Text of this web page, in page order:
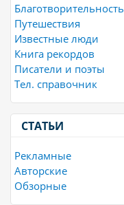
Благотворительность
Путешествия
Известные люди
Книга рекордов
Писатели и поэты
Тел. справочник
СТАТЬИ
Рекламные
Авторские
Обзорные